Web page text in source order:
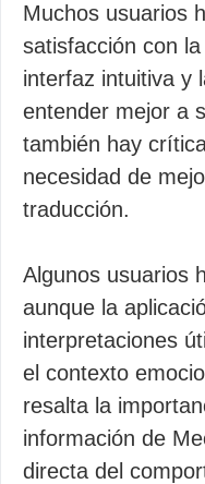
Muchos usuarios
satisfacción con
interfaz intuitiva y
entender mejor a
también hay
necesidad de
traducción.
Algunos usuarios
aunque la
interpretaciones
el contexto
resalta la
información de
directa del